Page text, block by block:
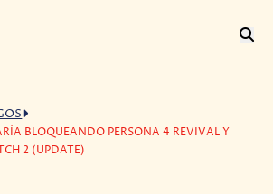
BLOQUEANDO PERSONA 4 REVIVAL Y
2 (UPDATE)